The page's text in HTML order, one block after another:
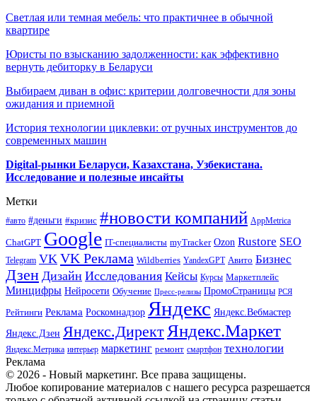
Светлая или темная мебель: что практичнее в обычной
квартире
Юристы по взысканию задолженности: как эффективно
вернуть дебиторку в Беларуси
Выбираем диван в офис: критерии долговечности для зоны
ожидания и приемной
История технологии циклевки: от ручных инструментов до
современных машин
Digital-рынки Беларуси, Казахстана, Узбекистана.
Исследование и полезные инсайты
Метки
#авто #деньги #кризис #новости компаний AppMetrica
ChatGPT Google IT-специалисты myTracker Ozon Rustore SEO
Telegram VK VK Реклама Wildberries YandexGPT Авито Бизнес
Дзен Дизайн Исследования Кейсы Курсы Маркетплейс
Минцифры Нейросети Обучение Пресс-релизы ПромоСтраницы РСЯ
Рейтинги Реклама Роскомнадзор Яндекс Яндекс.Вебмастер
Яндекс.Дзен Яндекс.ДиректЯндекс.Маркет
Яндекс.Метрика интерьер маркетинг ремонт смартфон технологии
Реклама
© 2026 - Новый маркетинг. Все права защищены.
Любое копирование материалов с нашего ресурса разрешается